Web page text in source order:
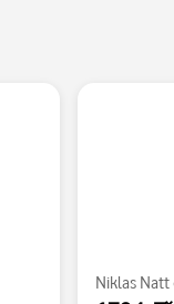
Niklas Natt